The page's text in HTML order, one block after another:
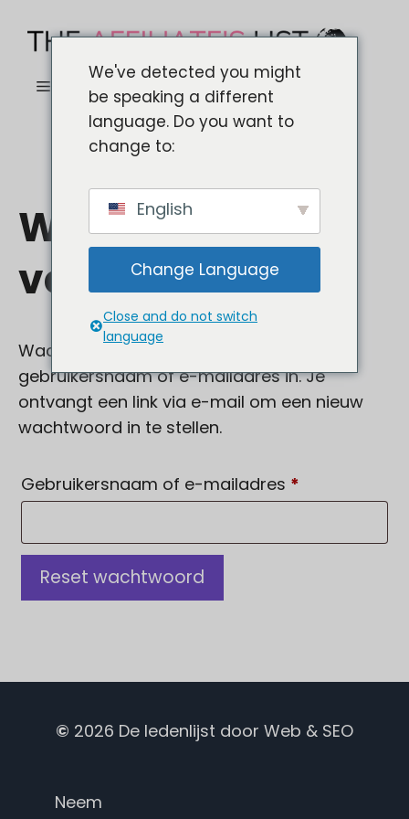
naar
inhoudMENU
Wachtwoord
vergeten
Wachtwoord vergeten? Voer je
gebruikersnaam of e-mailadres in. Je
ontvangt een link via e-mail om een nieuw
wachtwoord in te stellen.
Gebruikersnaam of e-mailadres *
Reset wachtwoord
© 2026 De ledenlijst door Web & SEO
Neem
We've detected you might
be speaking a different
language. Do you want to
change to:
English
Change Language
Close and do not switch
language